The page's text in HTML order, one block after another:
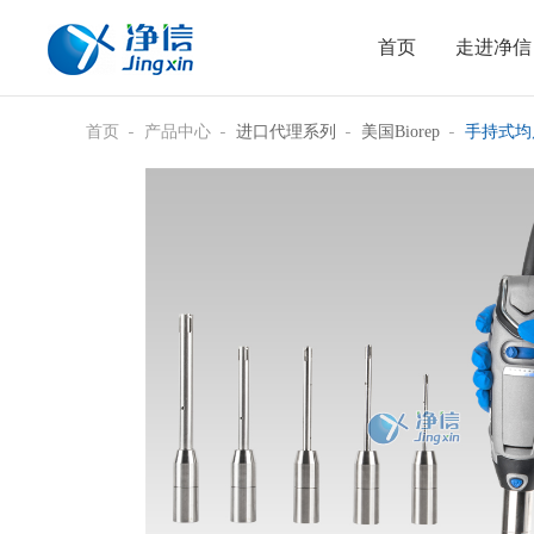
首页 走进净信
首页 产品中心 进口代理系列 美国Biorep 手持式